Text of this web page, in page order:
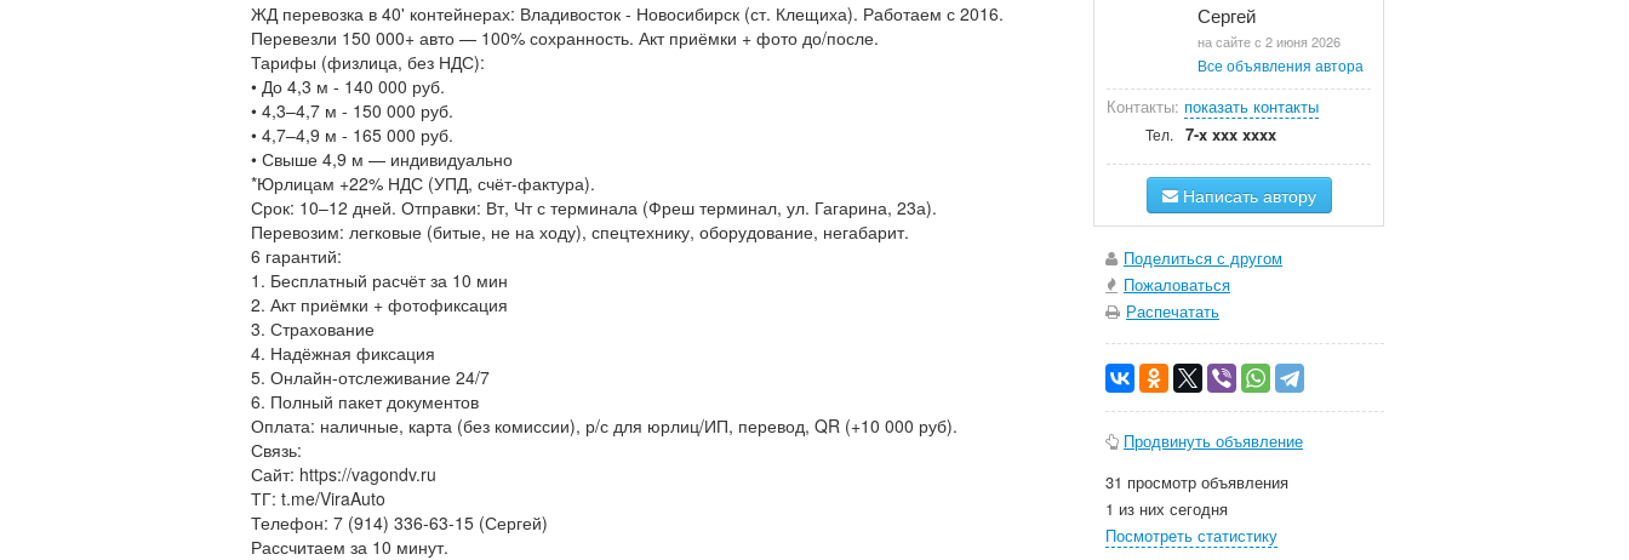
ЖД перевозка в 40' контейнерах: Владивосток - Новосибирск (ст. Клещиха). Работаем с 2016.
Перевезли 150 000+ авто — 100% сохранность. Акт приёмки + фото до/после.
Тарифы (физлица, без НДС):
• До 4,3 м - 140 000 руб.
• 4,3–4,7 м - 150 000 руб.
• 4,7–4,9 м - 165 000 руб.
• Свыше 4,9 м — индивидуально
*Юрлицам +22% НДС (УПД, счёт-фактура).
Срок: 10–12 дней. Отправки: Вт, Чт с терминала (Фреш терминал, ул. Гагарина, 23а).
Перевозим: легковые (битые, не на ходу), спецтехнику, оборудование, негабарит.
6 гарантий:
1. Бесплатный расчёт за 10 мин
2. Акт приёмки + фотофиксация
3. Страхование
4. Надёжная фиксация
5. Онлайн-отслеживание 24/7
6. Полный пакет документов
Оплата: наличные, карта (без комиссии), р/с для юрлиц/ИП, перевод, QR (+10 000 руб).
Связь:
Сайт: https://vagondv.ru
ТГ: t.me/ViraAuto
Телефон: 7 (914) 336-63-15 (Сергей)
Рассчитаем за 10 минут.
Сергей
на сайте с 2 июня 2026
Все объявления автора
Контакты: показать контакты
Тел. 7-x xxx xxxx
Написать автору
Поделиться с другом
Пожаловаться
Распечатать
Продвинуть объявление
31 просмотр объявления
1 из них сегодня
Посмотреть статистику